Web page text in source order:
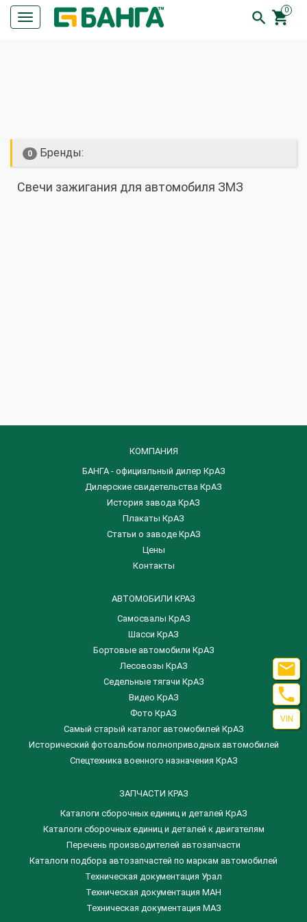
Кнопка
меню
0


0 Бренды:
Свечи зажигания для автомобиля ЗМЗ
КОМПАНИЯ
БАНГА - официальный дилер КрАЗ
Дилерские свидетельства КрАЗ
История завода КрАЗ
Плакаты КрАЗ
Статьи о заводе КрАЗ
Цены
Контакты
АВТОМОБИЛИ КРАЗ
Самосвалы КрАЗ
Шасси КрАЗ
Бортовые автомобили КрАЗ
Лесовозы КрАЗ
Седельные тягачи КрАЗ
Видео КрАЗ
Фото КрАЗ
Самый старый каталог автомобилей КрАЗ
Исторический фотоальбом полноприводных автомобилей
Спецтехника военного назначения КрАЗ
ЗАПЧАСТИ КРАЗ
Каталоги сборочных единиц и деталей КрАЗ
​Каталоги сборочных единиц и деталей к двигателям
Перечень производителей автозапчасти
Каталоги подбора автозапчастей по маркам автомобилей
Техническая документация Урал
Техническая документация МАН
Техническая документация МАЗ


VIN